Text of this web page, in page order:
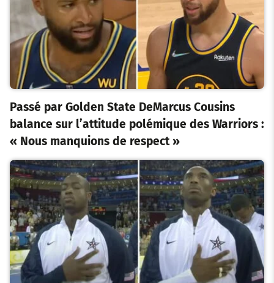
Passé par Golden State DeMarcus Cousins
balance sur l’attitude polémique des Warriors :
« Nous manquions de respect »